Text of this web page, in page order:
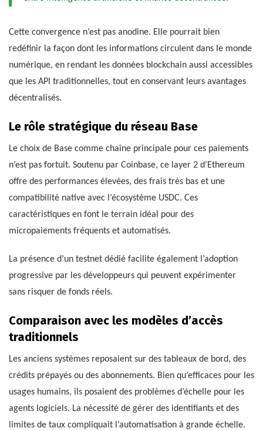
Cette convergence n’est pas anodine. Elle pourrait bien
redéfinir la façon dont les informations circulent dans le monde
numérique, en rendant les données blockchain aussi accessibles
que les API traditionnelles, tout en conservant leurs avantages
décentralisés.
Le rôle stratégique du réseau Base
Le choix de Base comme chaîne principale pour ces paiements
n’est pas fortuit. Soutenu par Coinbase, ce layer 2 d’Ethereum
offre des performances élevées, des frais très bas et une
compatibilité native avec l’écosystème USDC. Ces
caractéristiques en font le terrain idéal pour des
micropaiements fréquents et automatisés.
La présence d’un testnet dédié facilite également l’adoption
progressive par les développeurs qui peuvent expérimenter
sans risquer de fonds réels.
Comparaison avec les modèles d’accès
traditionnels
Les anciens systèmes reposaient sur des tableaux de bord, des
crédits prépayés ou des abonnements. Bien qu’efficaces pour les
usages humains, ils posaient des problèmes d’échelle pour les
agents logiciels. La nécessité de gérer des identifiants et des
limites de taux compliquait l’automatisation à grande échelle.